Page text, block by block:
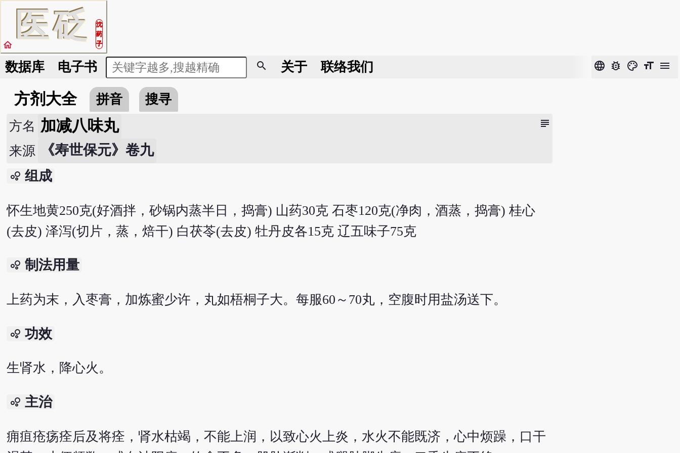
医砭
沈
药
子
home
数据库 电子书 search 关于 联络我们 language bug_report color_lens format_size menu
方剂大全 拼音 搜寻
subject
方名 加减八味丸
来源 《寿世保元》卷九
bubble_chart 组成
怀生地黄250克(好酒拌，砂锅内蒸半日，捣膏) 山药30克 石枣120克(净肉，酒蒸，捣膏) 桂心
(去皮) 泽泻(切片，蒸，焙干) 白茯苓(去皮) 牡丹皮各15克 辽五味子75克
bubble_chart 制法用量
上药为末，入枣膏，加炼蜜少许，丸如梧桐子大。每服60～70丸，空腹时用盐汤送下。
bubble_chart 功效
生肾水，降心火。
bubble_chart 主治
痈疽疮疡痊后及将痊，肾水枯竭，不能上润，以致心火上炎，水火不能既济，心中烦躁，口干